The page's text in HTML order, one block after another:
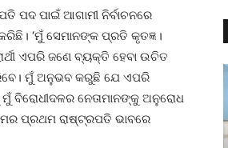
ପଦ ପାଇଁ ଆଗାମୀ ନିର୍ବାଚନରେ
‘ମୁଁ ସେମାନଙ୍କ ପ୍ରତି କୃତଜ୍ଞ।
ଏପରି ଜଣେ ବ୍ୟକ୍ତି ହେବା ଉଚିତ
ମୁଁ ଅନୁଭବ କରୁଛି ଯେ ଏପରି
ନେତାମାନଙ୍କୁ ଅନୁରୋଧ
ପ୍ରଥମ ରାଷ୍ଟ୍ରପତି ଭାବରେ